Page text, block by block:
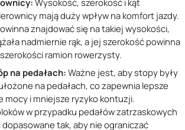
mają duży wpływ na komfort jazdy.
znajdować się na takiej wysokości,
nadmiernie rąk, a jej szerokość powinna
ramion rowerzysty.
na pedałach: Ważne jest, aby stopy były
na pedałach, co zapewnia lepsze
mocy i mniejsze ryzyko kontuzji.
w przypadku pedałów zatrzaskowych
tak, aby nie ograniczać